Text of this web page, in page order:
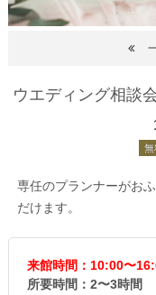
ウエディング相談
無
専任のプランナーがお
だけます。
来館時間：10:00〜
所要時間：2〜3時間